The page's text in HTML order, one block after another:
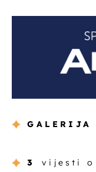
GALERIJA
3 vijesti o